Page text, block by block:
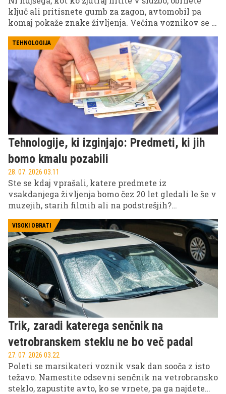
ključ ali pritisnete gumb za zagon, avtomobil pa
komaj pokaže znake življenja. Večina voznikov se z
akumulatorjem ukvarja šele takrat, ko avto noče
več vžgati. Vendar akumulator redko odpove brez
opozorila. Običajno že tedne ali celo mesece prej
kaže znake, da izgublja moč.
TEHNOLOGIJA
Tehnologije, ki izginjajo: Predmeti, ki jih
bomo kmalu pozabili
28. 07. 2026 03.11
Ste se kdaj vprašali, katere predmete iz
vsakdanjega življenja bomo čez 20 let gledali le še v
muzejih, starih filmih ali na podstrešjih?
Tehnološki razvoj, digitalizacija in spremembe
navad že danes izrinjajo stvari, ki so se še pred
nekaj leti zdele nepogrešljive.
VISOKI OBRATI
Trik, zaradi katerega senčnik na
vetrobranskem steklu ne bo več padal
27. 07. 2026 03.22
Poleti se marsikateri voznik vsak dan sooča z isto
težavo. Namestite odsevni senčnik na vetrobransko
steklo, zapustite avto, ko se vrnete, pa ga najdete